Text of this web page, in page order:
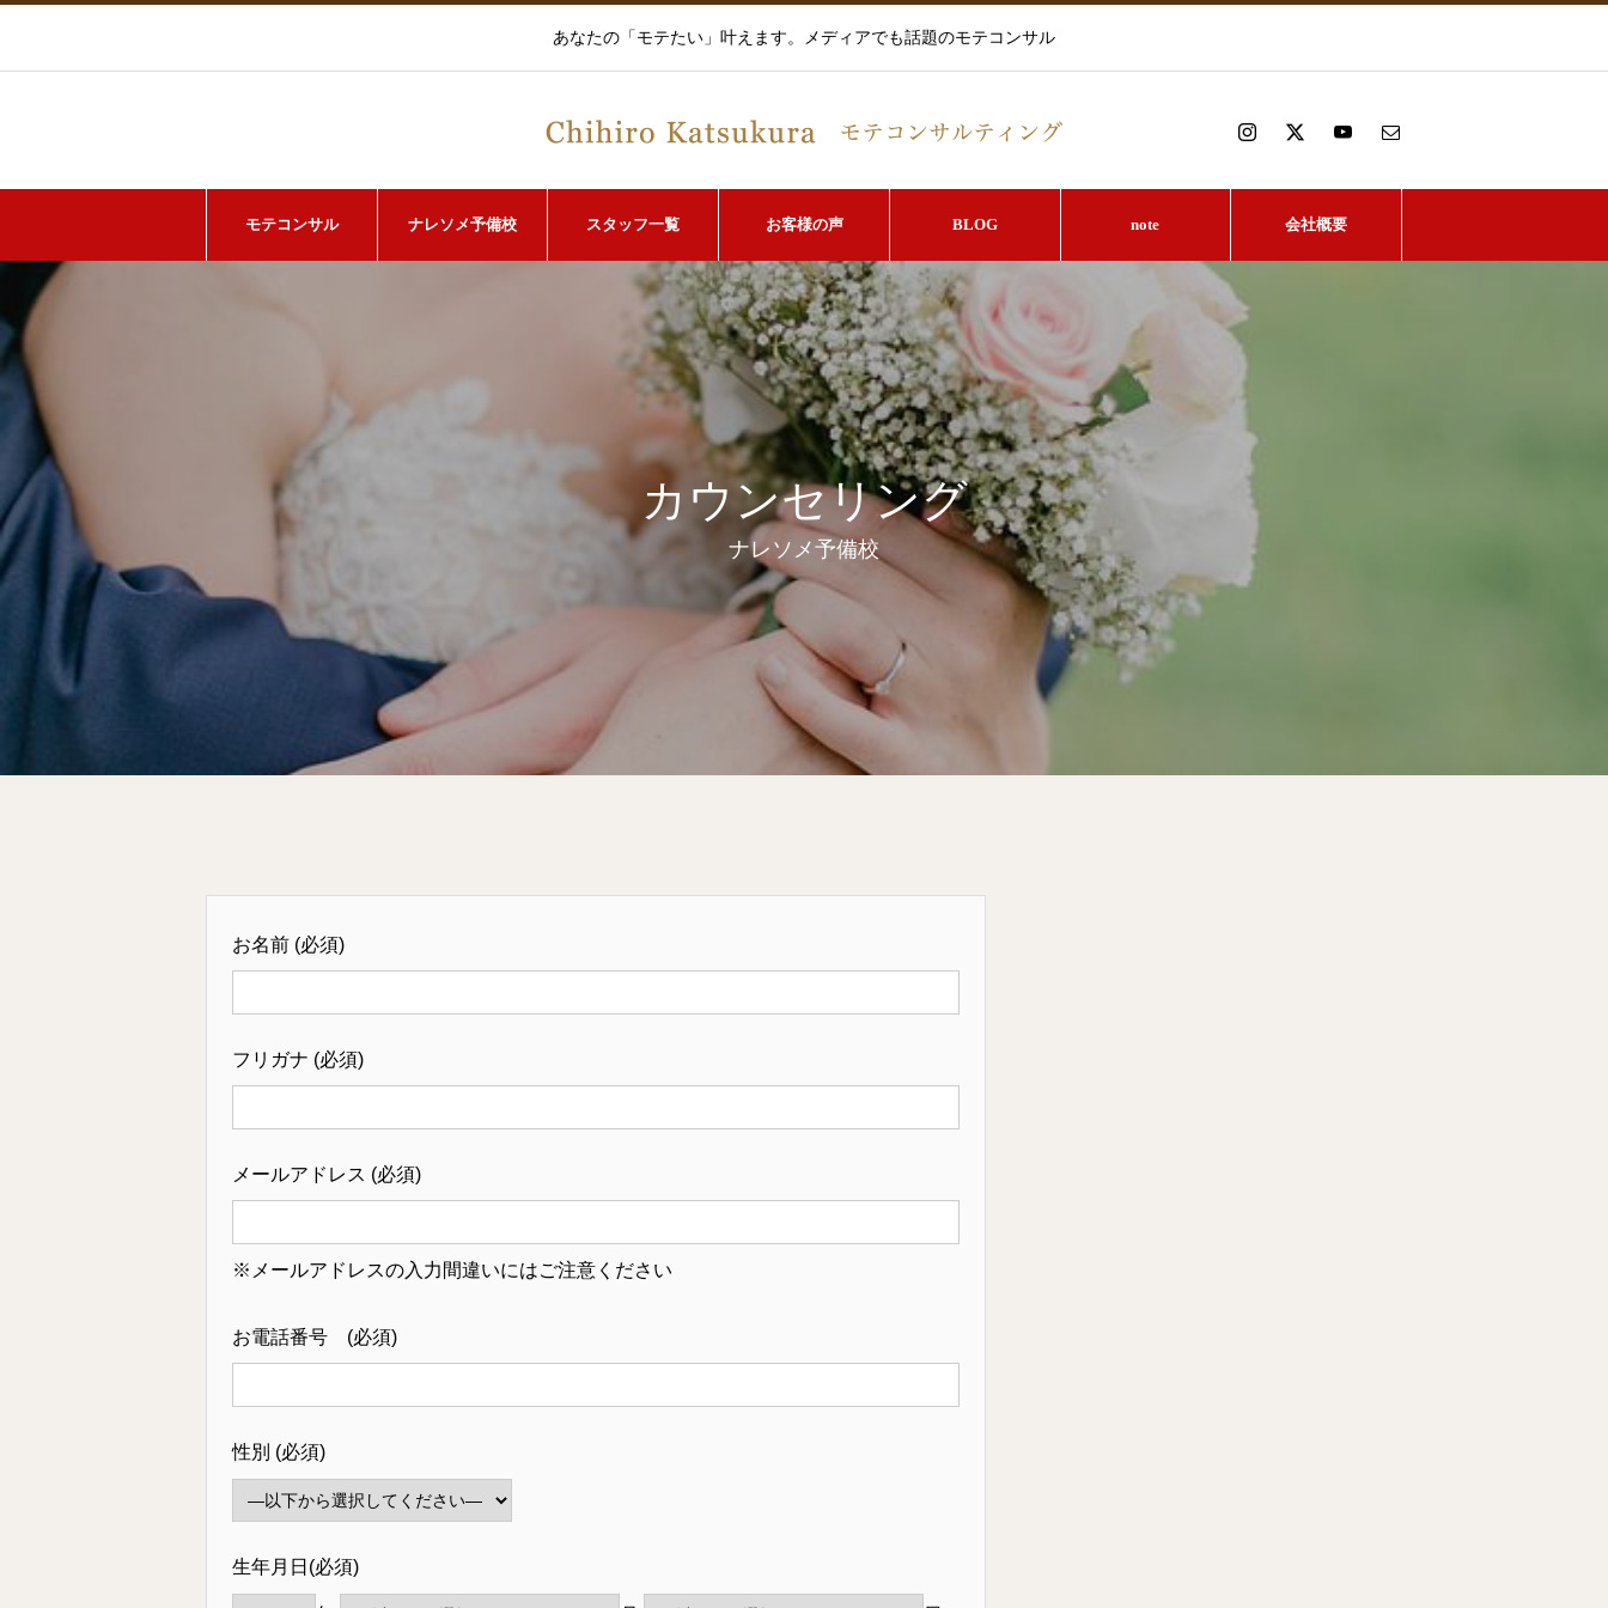
あなたの「モテたい」叶えます。メディアでも話題のモテコンサル
モテコンサル ナレソメ予備校 スタッフ一覧 お客様の声 BLOG note 会社概要
カウンセリング
ナレソメ予備校
お名前 (必須)
フリガナ (必須)
メールアドレス (必須)
※メールアドレスの入力間違いにはご注意ください
お電話番号 (必須)
性別 (必須)
生年月日(必須)